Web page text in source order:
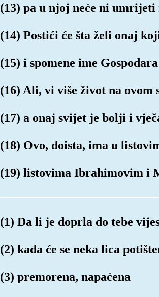
(13) pa u njoj neće ni
(14) Postići će šta želi onaj
(15) i spomene ime
(16) Ali, vi više život na ovom
(17) a onaj svijet je bolji i
(18) Ovo, doista, ima u
(19) listovima Ibrahimovim i
(1) Da li je doprla do tebe
(2) kada će se neka lica
(3) premorena, napaćena